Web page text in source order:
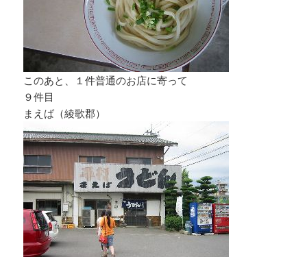
このあと、１件普通のお店に寄って
９件目
まえば（綾歌郡）